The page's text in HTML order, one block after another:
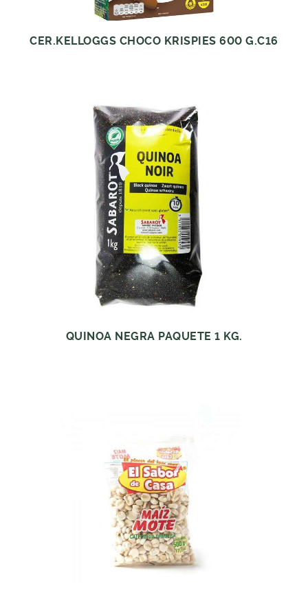
CER.KELLOGGS CHOCO KRISPIES 600 G.C16
QUINOA NEGRA PAQUETE 1 KG.